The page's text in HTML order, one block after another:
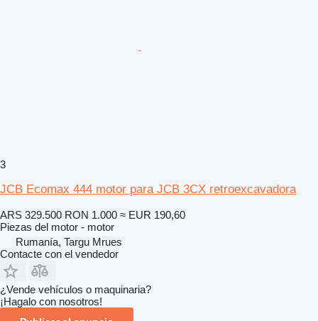
3
JCB Ecomax 444 motor para JCB 3CX retroexcavadora
ARS 329.500 RON 1.000 ≈ EUR 190,60
Piezas del motor - motor
Rumanía, Targu Mrues
Contacte con el vendedor
¿Vende vehículos o maquinaria?
¡Hagalo con nosotros!